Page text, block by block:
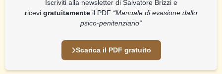
Iscriviti alla newsletter di Salvatore Brizzi e
ricevi gratuitamente il PDF “Manuale di evasione dallo
psico-penitenziario”
Scarica il PDF gratuito